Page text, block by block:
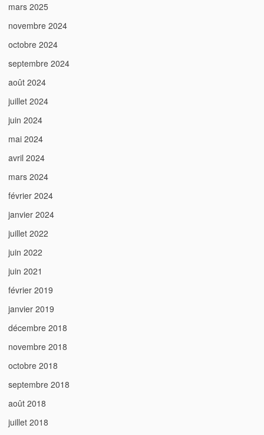
mars 2025
novembre 2024
octobre 2024
septembre 2024
août 2024
juillet 2024
juin 2024
mai 2024
avril 2024
mars 2024
février 2024
janvier 2024
juillet 2022
juin 2022
juin 2021
février 2019
janvier 2019
décembre 2018
novembre 2018
octobre 2018
septembre 2018
août 2018
juillet 2018